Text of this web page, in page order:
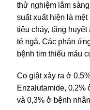
thử nghiệm lâm
suất xuất hiện là
tiêu chảy, tăng
té ngã. Các phản
bệnh tim thiếu máu
Co giật xảy ra ở
Enzalutamide,
và 0,3% ở bệnh